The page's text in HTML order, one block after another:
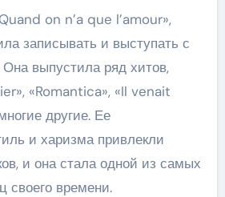
on n’a que l’amour»,
записывать и выступать с
выпустила ряд хитов,
«Romantica», «Il venait
другие. Ее
и харизма привлекли
и она стала одной из самых
своего времени.